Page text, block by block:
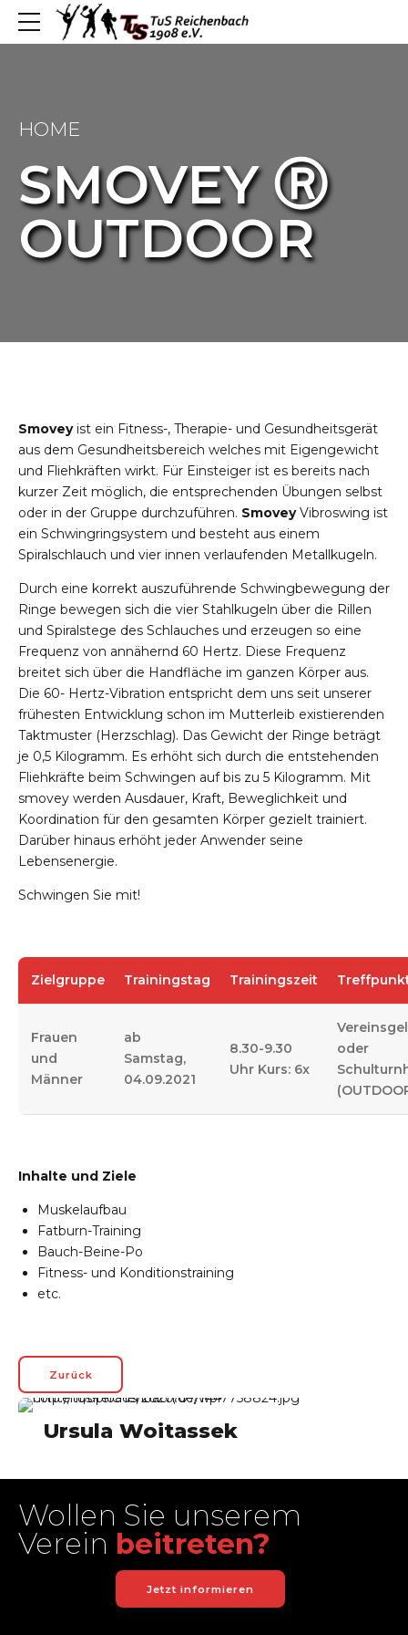
HOME
SMOVEY Ⓡ
OUTDOOR
Smoveyist ein Fitness-, Therapie- und Gesundheitsgerät
aus dem Gesundheitsbereich welches mit Eigengewicht
und Fliehkräften wirkt. Für Einsteiger ist es bereits nach
kurzer Zeit möglich, die entsprechenden Übungen selbst
oder in der Gruppe durchzuführen. SmoveyVibroswing ist
ein Schwingringsystem und besteht aus einem
Spiralschlauch und vier innen verlaufenden Metallkugeln.
Durch eine korrekt auszuführende Schwingbewegung der
Ringe bewegen sich die vier Stahlkugeln über die Rillen
und Spiralstege des Schlauches und erzeugen so eine
Frequenz von annähernd 60 Hertz. Diese Frequenz
breitet sich über die Handfläche im ganzen Körper aus.
Die 60- Hertz-Vibration entspricht dem uns seit unserer
frühesten Entwicklung schon im Mutterleib existierenden
Taktmuster (Herzschlag). Das Gewicht der Ringe beträgt
je 0,5 Kilogramm. Es erhöht sich durch die entstehenden
Fliehkräfte beim Schwingen auf bis zu 5 Kilogramm. Mit
smovey werden Ausdauer, Kraft, Beweglichkeit und
Koordination für den gesamten Körper gezielt trainiert.
Darüber hinaus erhöht jeder Anwender seine
Lebensenergie.
Schwingen Sie mit!
Zielgruppe Trainingstag Trainingszeit
Frauen
und
Männer
ab
Samstag,
04.09.2021
8.30-9.30
Uhr Kurs: 6x
oder
Inhalte und Ziele
Muskelaufbau
Fatburn-Training
Bauch-Beine-Po
Fitness- und Konditionstraining
etc.
Zurück
Ursula Woitassek
Wollen Sie unserem
Verein beitreten?
Jetzt informieren